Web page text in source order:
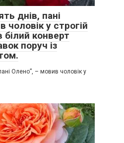
днів, пані
чоловік у строгій
білий конверт
поруч із
Олено”, – мовив чоловік у